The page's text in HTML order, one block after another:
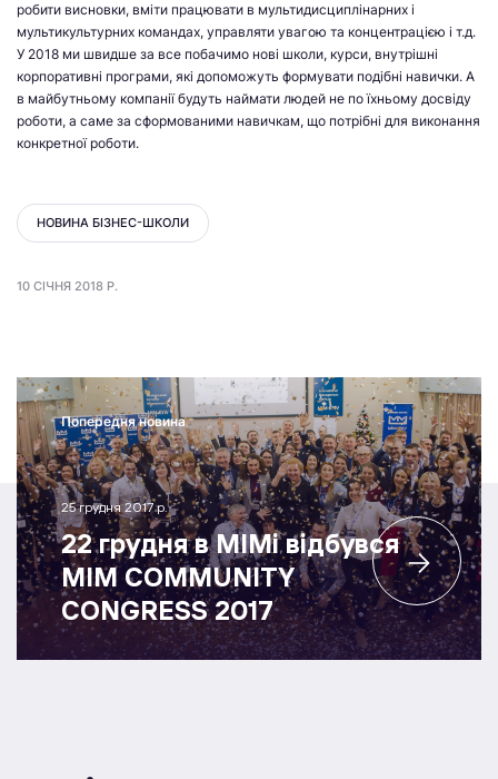
робити висновки, вміти працювати в мультидисциплінарних і
мультикультурних командах, управляти увагою та концентрацією і т.д.
У 2018 ми швидше за все побачимо нові школи, курси, внутрішні
корпоративні програми, які допоможуть формувати подібні навички. А
в майбутньому компанії будуть наймати людей не по їхньому досвіду
роботи, а саме за сформованими навичкам, що потрібні для виконання
конкретної роботи.
НОВИНА БІЗНЕС-ШКОЛИ
10 СІЧНЯ 2018 Р.
Попередня новина
25 грудня 2017 р.
22 грудня в МІМі відбувся
MIM COMMUNITY
CONGRESS 2017